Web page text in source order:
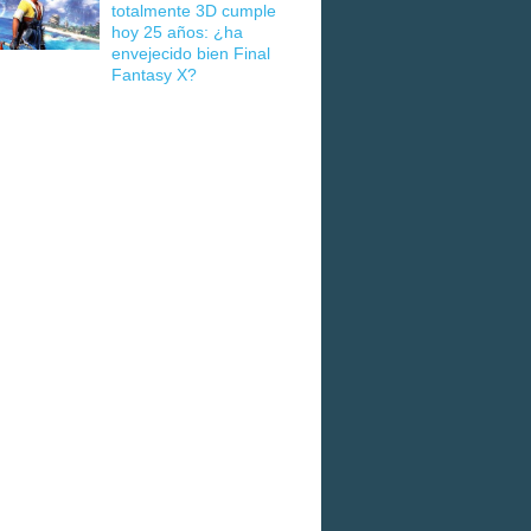
totalmente 3D cumple
hoy 25 años: ¿ha
envejecido bien Final
Fantasy X?